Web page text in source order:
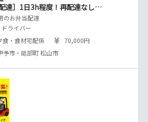
配達］1日3h程度！再配達なし…
のお弁当配達
ライバー
食・食材宅配係
70,000円
予市・砥部町 松山市